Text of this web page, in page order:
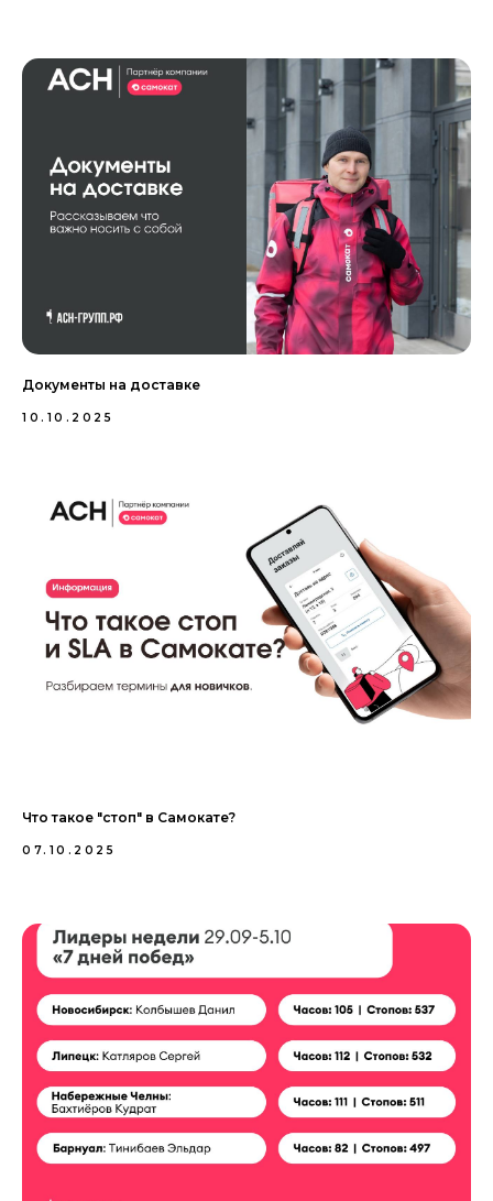
Документы на доставке
10.10.2025
Что такое "стоп" в Самокате?
07.10.2025